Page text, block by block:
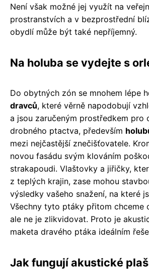
Není však možné jej využít na
prostranstvích a v bezprostřední
obydlí může být také nepříjemný.
Na holuba se vydejte s
Do obytných zón se mnohem lépe
dravců, které věrně napodobují
a jsou zaručeným prostředkem pro
drobného ptactva, především
mezi nejčastější znečišťovatele.
novou fasádu svým klováním
strakapoudi. Vlaštovky a jiřičky,
z teplých krajin, zase mohou
výsledky vašeho snažení, na které
Všechny tyto ptáky přitom chceme
ale ne je zlikvidovat. Proto je
maketa dravého ptáka ideálním
Jak fungují akustické